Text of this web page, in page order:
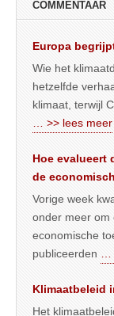
COMMENTAAR
Europa
Wie het
hetzelfde
klimaat, terwijl
… >> lees meer
Hoe evalueert
de
Vorige week
onder meer om
economische
publiceerden
Klimaatbeleid
Het